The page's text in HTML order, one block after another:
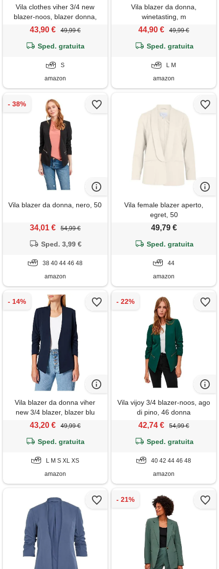
Vila clothes viher 3/4 new
blazer-noos, blazer donna,
nero (black), 36 (taglia
43,90 € 49,99 €
Sped. gratuita
S
amazon
Vila blazer da donna,
winetasting, m
44,90 € 49,99 €
Sped. gratuita
L M
amazon
Vila blazer da donna, nero, 50
34,01 € 54,99 €
Sped. 3,99 €
38 40 44 46 48
amazon
Vila female blazer aperto,
egret, 50
49,79 €
Sped. gratuita
44
amazon
Vila blazer da donna viher
new 3/4 blazer, blazer blu
marine, xl
43,20 € 49,99 €
Sped. gratuita
L M S XL XS
amazon
Vila vijoy 3/4 blazer-noos, ago
di pino, 46 donna
42,74 € 54,99 €
Sped. gratuita
40 42 44 46 48
amazon